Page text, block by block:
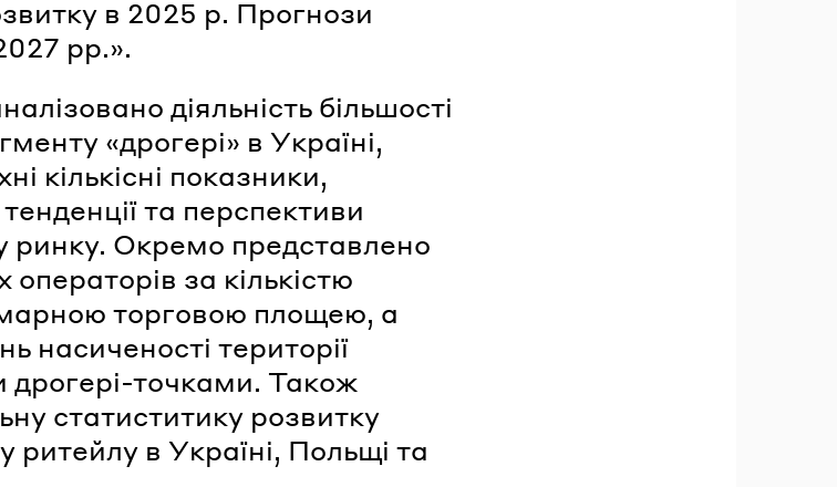
в 2025 р. Прогнози
рр.».
діяльність більшості
«дрогері» в Україні,
кількісні показники,
та перспективи
ринку. Окремо представлено
за кількістю
торговою площею, а
насиченості території
дрогері-точками. Також
статиститику розвитку
ритейлу в Україні, Польщі та